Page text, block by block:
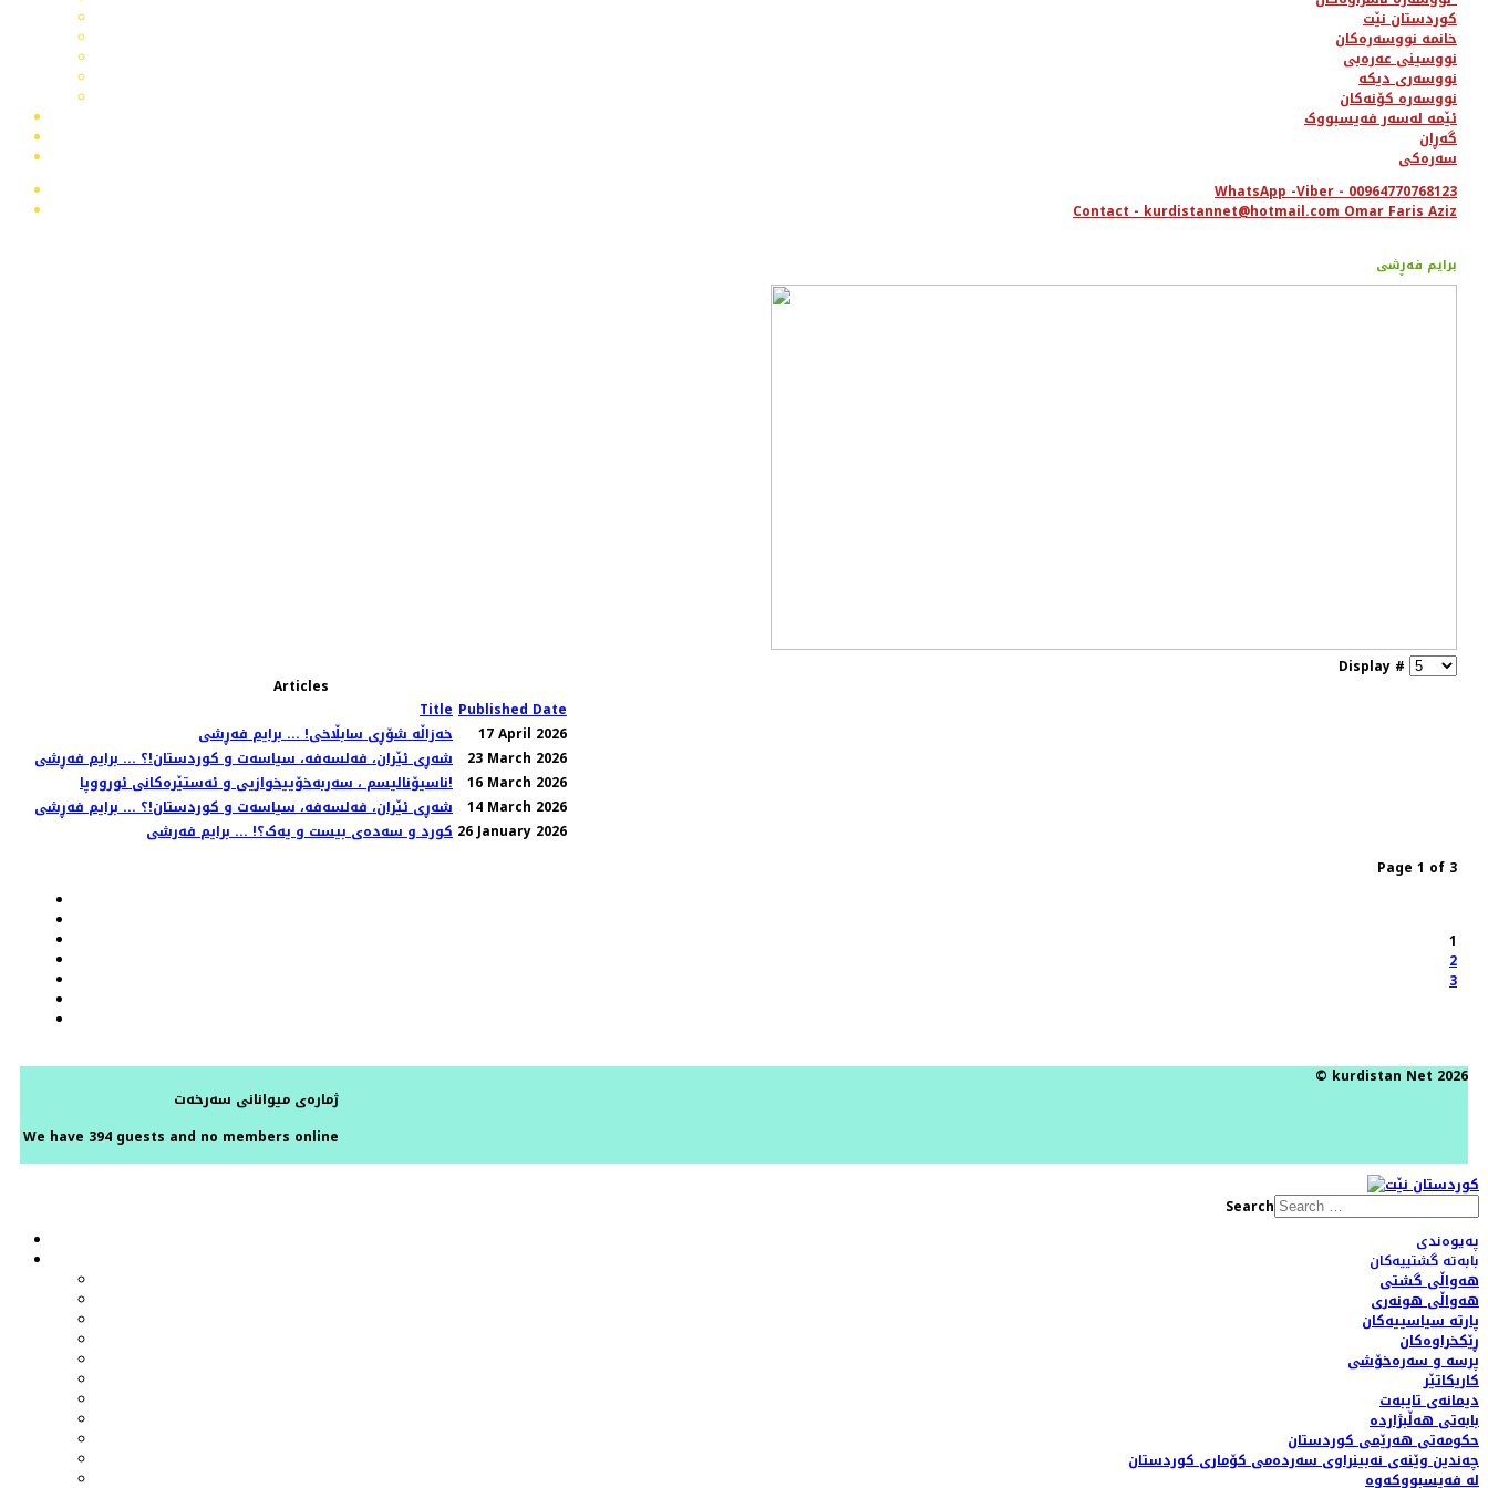
کوردستان نێت
خانمە نووسەرەکان
نووسینی عەرەبی
نووسەری دیکە
نووسەرە کۆنەکان
ئێمە لەسەر فەیسبووک
گەڕان
سەرەکی
WhatsApp -Viber - 00964770768123
Contact - kurdistannet@hotmail.com Omar Faris Aziz
برایم فەڕشی
Display #
Articles
Title Published Date
خەزاڵە شۆڕی سابڵاخی! ... برایم فەڕشی
17 April 2026
شەڕی ئێران، فەلسەفە، سیاسەت و کوردستان!؟ ... برایم فەڕشی
23 March 2026
ناسیۆنالیسم ، سەربەخۆییخوازیی و ئەستێرەکانی ئورووپا! 16 March 2026
شەڕی ئێران، فەلسەفە، سیاسەت و کوردستان!؟ ... برایم فەڕشی 14 March 2026
کورد و سەدەی بیست و یەک؟! ... برایم فەرشی 26 January 2026
Page 1 of 3
1
2
3
© kurdistan Net 2026
ژمارەی میوانانی سەرخەت
We have 394 guests and no members online
Search
پەیوەندی
بابەتە گشتییەکان
هەواڵی گشتی
هەواڵی هونەری
پارتە سیاسییەکان
ڕێکخراوەکان
پرسە و سەرەخۆشی
کاریکاتێر
دیمانەی تایبەت
بابەتی هەڵبژاردە
حکومەتی هەرێمی کوردستان
چەندین وێنەی نەبینراوی سەردەمی کۆماری کوردستان
لە فەیسبووکەوە